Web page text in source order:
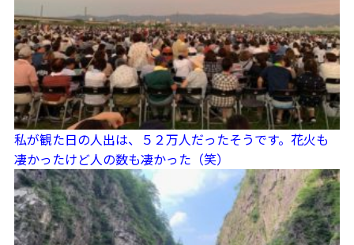
私が観た日の人出は、５２万人だったそうです。花火も
凄かったけど人の数も凄かった（笑）